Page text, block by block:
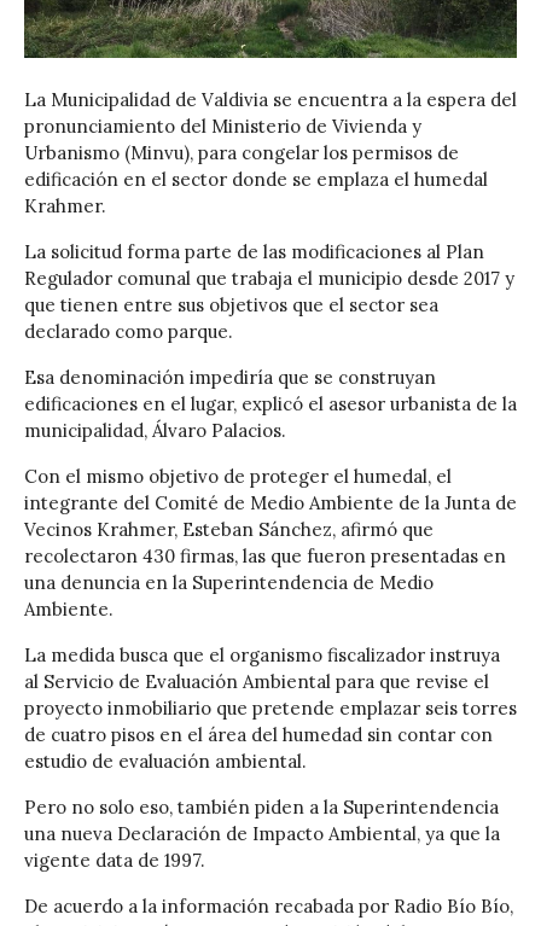
La Municipalidad de Valdivia se encuentra a la espera del
pronunciamiento del Ministerio de Vivienda y
Urbanismo (Minvu), para congelar los permisos de
edificación en el sector donde se emplaza el humedal
Krahmer.
La solicitud forma parte de las modificaciones al Plan
Regulador comunal que trabaja el municipio desde 2017 y
que tienen entre sus objetivos que el sector sea
declarado como parque.
Esa denominación impediría que se construyan
edificaciones en el lugar, explicó el asesor urbanista de la
municipalidad, Álvaro Palacios.
Con el mismo objetivo de proteger el humedal, el
integrante del Comité de Medio Ambiente de la Junta de
Vecinos Krahmer, Esteban Sánchez, afirmó que
recolectaron 430 firmas, las que fueron presentadas en
una denuncia en la Superintendencia de Medio
Ambiente.
La medida busca que el organismo fiscalizador instruya
al Servicio de Evaluación Ambiental para que revise el
proyecto inmobiliario que pretende emplazar seis torres
de cuatro pisos en el área del humedad sin contar con
estudio de evaluación ambiental.
Pero no solo eso, también piden a la Superintendencia
una nueva Declaración de Impacto Ambiental, ya que la
vigente data de 1997.
De acuerdo a la información recabada por Radio Bío Bío,